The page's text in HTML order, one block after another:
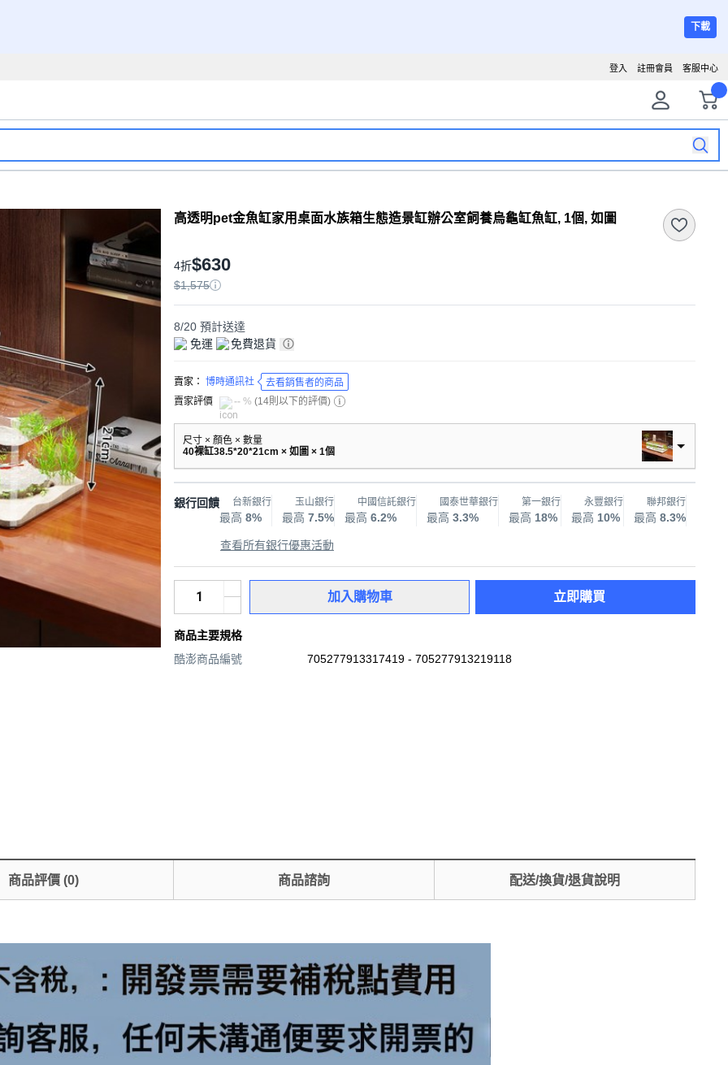
下載
客服中心
註冊會員
登入
高透明pet金魚缸家用桌面水族箱生態造景缸辦公室飼養烏龜缸魚缸, 1個, 如圖
4折$630
$1,575
8/20 預計送達
免運
免費退貨
賣家： 博時通訊社
去看銷售者的商品
賣家評價
-- % (14則以下的評價)
尺寸 × 顏色 × 數量
40裸缸38.5*20*21cm × 如圖 × 1個
銀行回饋 台新銀行
最高 8%
玉山銀行
最高 7.5%
中國信託銀行
最高 6.2%
國泰世華銀行
最高 3.3%
第一銀行
最高 18%
永豐銀行
最高 10%
聯邦銀行
最高 8.3%
查看所有銀行優惠活動
加入購物車 立即購買
商品主要規格
酷澎商品編號
705277913317419 - 705277913219118
商品評價(0) 商品諮詢 配送/換貨/退貨說明